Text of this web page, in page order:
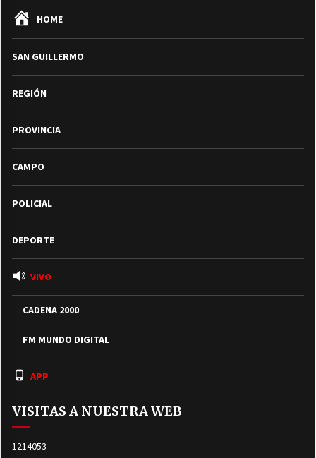
HOME
SAN GUILLERMO
REGIÓN
PROVINCIA
CAMPO
POLICIAL
DEPORTE
VIVO
CADENA 2000
FM MUNDO DIGITAL
APP
VISITAS A NUESTRA WEB
1214053